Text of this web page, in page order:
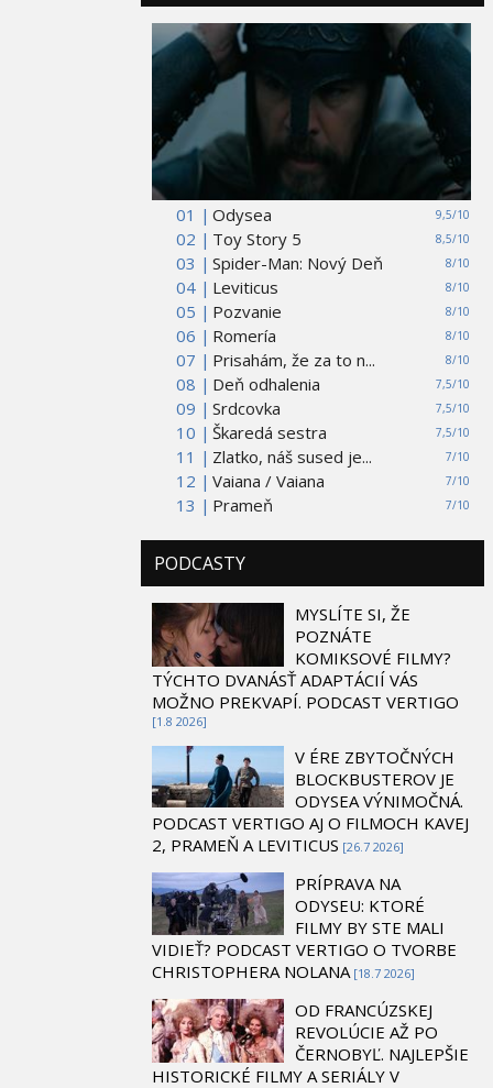
01 | 9,5/10
Odysea
02 |
8,5/10
Toy Story 5
03 |
8/10
Spider-Man: Nový Deň
04 |
8/10
Leviticus
05 |
8/10
Pozvanie
06 |
8/10
Romería
07 |
8/10
Prisahám, že za to n...
08 |
7,5/10
Deň odhalenia
09 |
7,5/10
Srdcovka
10 |
7,5/10
Škaredá sestra
11 |
7/10
Zlatko, náš sused je...
12 |
7/10
Vaiana / Vaiana
13 |
7/10
Prameň
PODCASTY
MYSLÍTE SI, ŽE
POZNÁTE
KOMIKSOVÉ FILMY?
TÝCHTO DVANÁSŤ ADAPTÁCIÍ VÁS
MOŽNO PREKVAPÍ. PODCAST VERTIGO
[1.8 2026]
V ÉRE ZBYTOČNÝCH
BLOCKBUSTEROV JE
ODYSEA VÝNIMOČNÁ.
PODCAST VERTIGO AJ O FILMOCH KAVEJ
2, PRAMEŇ A LEVITICUS [26.7 2026]
PRÍPRAVA NA
ODYSEU: KTORÉ
FILMY BY STE MALI
VIDIEŤ? PODCAST VERTIGO O TVORBE
CHRISTOPHERA NOLANA [18.7 2026]
OD FRANCÚZSKEJ
REVOLÚCIE AŽ PO
ČERNOBYĽ. NAJLEPŠIE
HISTORICKÉ FILMY A SERIÁLY V